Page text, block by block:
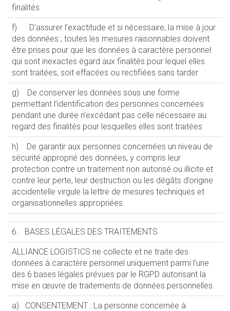
finalités
f) D’assurer l’exactitude et si nécessaire, la mise à jour
des données ; toutes les mesures raisonnables doivent
être prises pour que les données à caractère personnel
qui sont inexactes égard aux finalités pour lequel elles
sont traitées, soit effacées ou rectifiées sans tarder
g) De conserver les données sous une forme
permettant l’identification des personnes concernées
pendant une durée n’excédant pas celle nécessaire au
regard des finalités pour lesquelles elles sont traitées
h) De garantir aux personnes concernées un niveau de
sécurité approprié des données, y compris leur
protection contre un traitement non autorisé ou illicite et
contre leur perte, leur destruction ou les dégâts d’origine
accidentelle virgule la lettre de mesures techniques et
organisationnelles appropriées.
6. BASES LÉGALES DES TRAITEMENTS
ALLIANCE LOGISTICS ne collecte et ne traite des
données à caractère personnel uniquement parmi l’une
des 6 bases légales prévues par le RGPD autorisant la
mise en œuvre de traitements de données personnelles.
a) CONSENTEMENT : La personne concernée à